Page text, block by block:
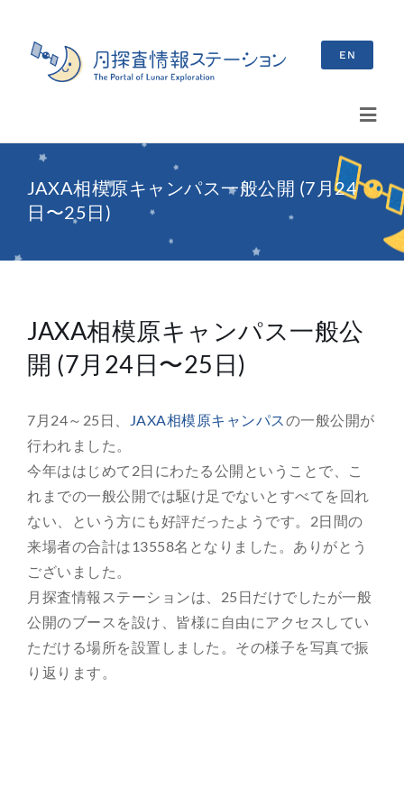
content
EN
索
…
イベント情報
総合案内
月を知ろう
月と遊ぼう
月・惑星へ
今日の月
JAXA相模原キャンパス一般公開 (7月24
日〜25日)
JAXA相模原キャンパス一般公
開 (7月24日〜25日)
7月24～25日、 JAXA相模原キャンパスの一般公開が
行われました。
今年ははじめて2日にわたる公開ということで、こ
れまでの一般公開では駆け足でないとすべてを回れ
ない、という方にも好評だったようです。2日間の
来場者の合計は13558名となりました。ありがとう
ございました。
月探査情報ステーションは、25日だけでしたが一般
公開のブースを設け、皆様に自由にアクセスしてい
ただける場所を設置しました。その様子を写真で振
り返ります。